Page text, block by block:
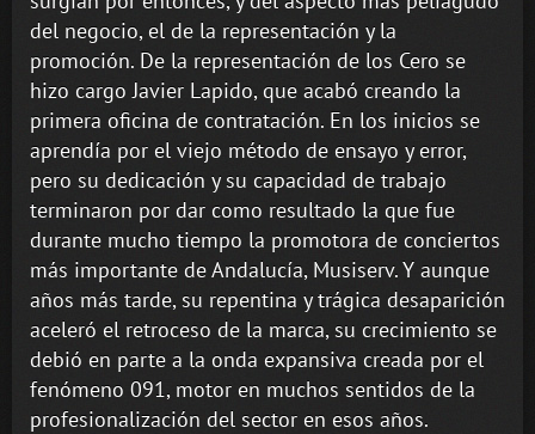
del negocio, el de la representación y la
promoción. De la representación de los Cero se
hizo cargo Javier Lapido, que acabó creando la
primera oficina de contratación. En los inicios se
aprendía por el viejo método de ensayo y error,
pero su dedicación y su capacidad de trabajo
terminaron por dar como resultado la que fue
durante mucho tiempo la promotora de conciertos
más importante de Andalucía, Musiserv. Y aunque
años más tarde, su repentina y trágica desaparición
aceleró el retroceso de la marca, su crecimiento se
debió en parte a la onda expansiva creada por el
fenómeno 091, motor en muchos sentidos de la
profesionalización del sector en esos años.